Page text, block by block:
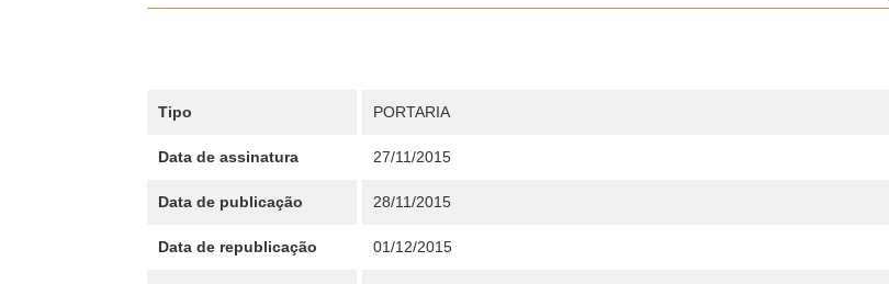
Tipo PORTARIA
Data de assinatura 27/11/2015
Data de publicação 28/11/2015
Data de republicação 01/12/2015